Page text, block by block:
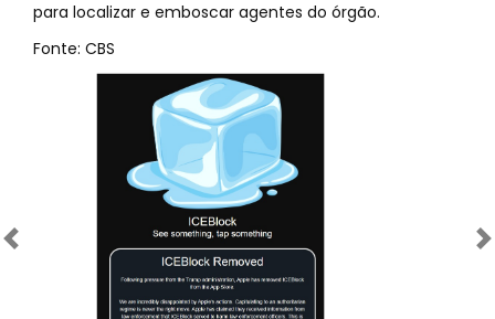
para localizar e emboscar agentes do órgão.
Fonte: CBS
Anterior Próximo